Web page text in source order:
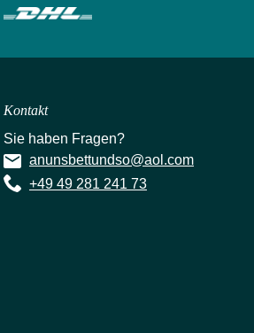
Kontakt
Sie haben Fragen?
anunsbettundso@aol.com
+49 49 281 241 73